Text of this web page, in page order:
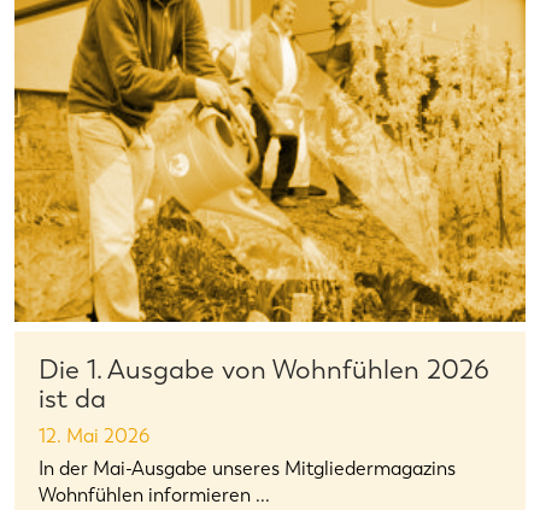
Die 1. Ausgabe von Wohnfühlen 2026
ist da
12. Mai 2026
In der Mai-Ausgabe unseres Mitgliedermagazins
Wohnfühlen informieren ...